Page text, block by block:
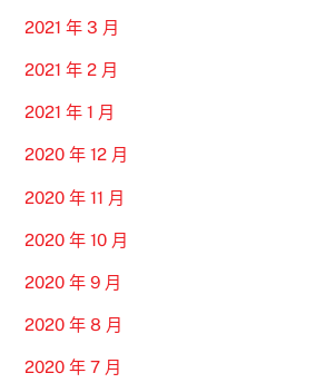
2021 年 3 月
2021 年 2 月
2021 年 1 月
2020 年 12 月
2020 年 11 月
2020 年 10 月
2020 年 9 月
2020 年 8 月
2020 年 7 月